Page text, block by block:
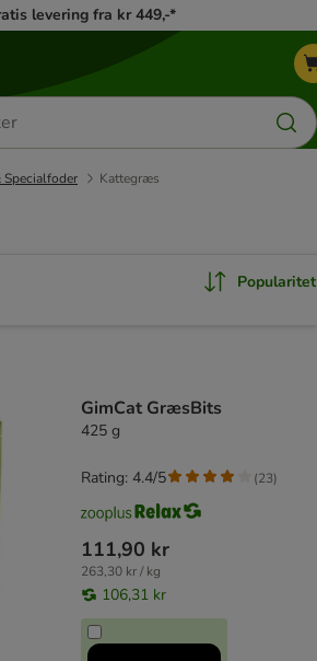
levering fra kr 449,-*
Kattegræs
Popularitet
GimCat GræsBits
425 g
111,90 kr
263,30 kr / kg
106,31 kr
Rating: 4.4/5 (23)